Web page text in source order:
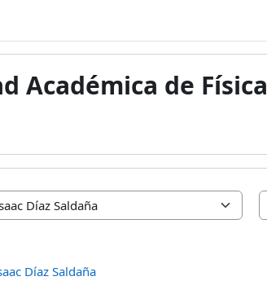
Académica de Física
Díaz Saldaña